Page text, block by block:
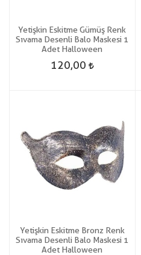
Yetişkin Eskitme Gümüş Renk
Sıvama Desenli Balo Maskesi 1
Adet Halloween
120,00
Yetişkin Eskitme Bronz Renk
Sıvama Desenli Balo Maskesi 1
Adet Halloween